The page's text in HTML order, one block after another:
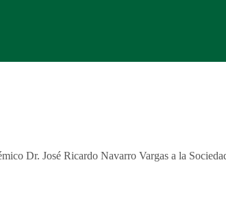
Dr. José Ricardo Navarro Vargas a la